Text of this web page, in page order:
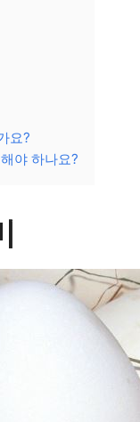
요?
야 하나요?